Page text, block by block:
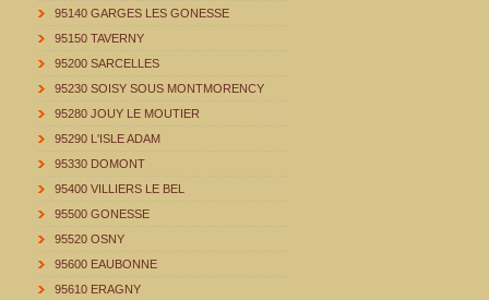
95140 GARGES LES GONESSE
95150 TAVERNY
95200 SARCELLES
95230 SOISY SOUS MONTMORENCY
95280 JOUY LE MOUTIER
95290 L'ISLE ADAM
95330 DOMONT
95400 VILLIERS LE BEL
95500 GONESSE
95520 OSNY
95600 EAUBONNE
95610 ERAGNY